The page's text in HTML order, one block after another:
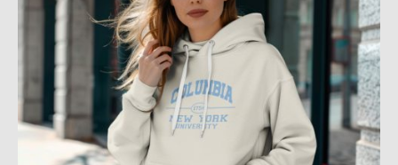
options
peuvent
choisies
la